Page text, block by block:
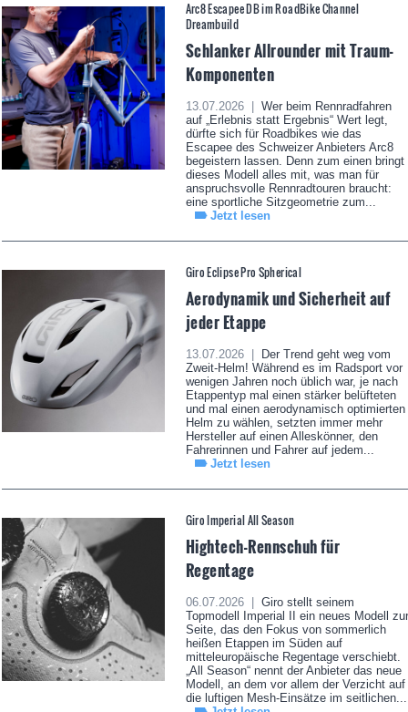
Arc8 Escapee DB im RoadBike Channel
Dreambuild
Schlanker Allrounder mit Traum-
Komponenten
13.07.2026 |
Wer beim Rennradfahren
auf „Erlebnis statt Ergebnis“ Wert legt,
dürfte sich für Roadbikes wie das
Escapee des Schweizer Anbieters Arc8
begeistern lassen. Denn zum einen bringt
dieses Modell alles mit, was man für
anspruchsvolle Rennradtouren braucht:
eine sportliche Sitzgeometrie zum...
Jetzt lesen
Giro Eclipse Pro Spherical
Aerodynamik und Sicherheit auf
jeder Etappe
13.07.2026 |
Der Trend geht weg vom
Zweit-Helm! Während es im Radsport vor
wenigen Jahren noch üblich war, je nach
Etappentyp mal einen stärker belüfteten
und mal einen aerodynamisch optimierten
Helm zu wählen, setzten immer mehr
Hersteller auf einen Alleskönner, den
Fahrerinnen und Fahrer auf jedem...
Jetzt lesen
Giro Imperial All Season
Hightech-Rennschuh für
Regentage
06.07.2026 |
Giro stellt seinem
Topmodell Imperial II ein neues Modell zur
Seite, das den Fokus von sommerlich
heißen Etappen im Süden auf
mitteleuropäische Regentage verschiebt.
„All Season“ nennt der Anbieter das neue
Modell, an dem vor allem der Verzicht auf
die luftigen Mesh-Einsätze im seitlichen...